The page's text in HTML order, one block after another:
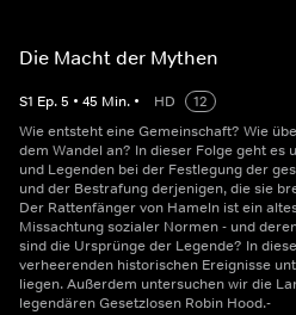
Die Macht der Mythen
S1 Ep.5 • 45 Min. • HD
12
Wie entsteht eine Gemeinschaft? Wie
dem Wandel an? In dieser Folge geht es
und Legenden bei der Festlegung der
und der Bestrafung derjenigen, die sie
Der Rattenfänger von Hameln ist ein
Missachtung sozialer Normen - und
sind die Ursprünge der Legende? In
verheerenden historischen Ereignisse
liegen. Außerdem untersuchen wir die
legendären Gesetzlosen Robin Hood.-